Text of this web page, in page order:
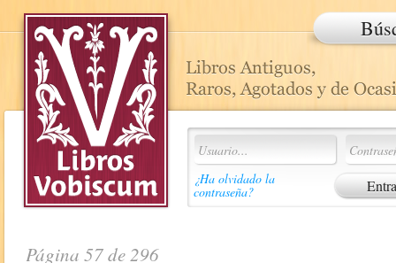
¿Ha olvidado la
contraseña?
Página 57 de 296